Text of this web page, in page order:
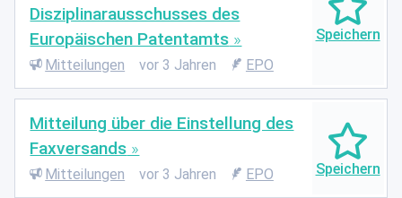
Disziplinarausschusses des
Europäischen Patentamts
Mitteilungen vor 3 Jahren EPO
Mitteilung über die Einstellung des
Faxversands
Mitteilungen vor 3 Jahren EPO